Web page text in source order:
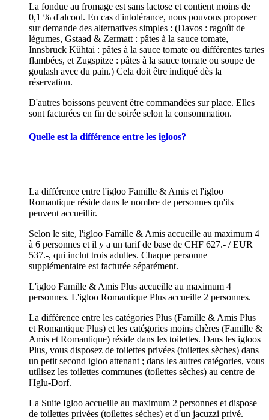
La fondue au fromage est sans lactose et contient moins de
0,1 % d'alcool. En cas d'intolérance, nous pouvons proposer
sur demande des alternatives simples : (Davos : ragoût de
légumes, Gstaad & Zermatt : pâtes à la sauce tomate,
Innsbruck Kühtai : pâtes à la sauce tomate ou différentes tartes
flambées, et Zugspitze : pâtes à la sauce tomate ou soupe de
goulash avec du pain.) Cela doit être indiqué dès la
réservation.
D'autres boissons peuvent être commandées sur place. Elles
sont facturées en fin de soirée selon la consommation.
Quelle est la différence entre les igloos?
La différence entre l'igloo Famille & Amis et l'igloo
Romantique réside dans le nombre de personnes qu'ils
peuvent accueillir.
Selon le site, l'igloo Famille & Amis accueille au maximum 4
à 6 personnes et il y a un tarif de base de CHF 627.- / EUR
537.-, qui inclut trois adultes. Chaque personne
supplémentaire est facturée séparément.
L'igloo Famille & Amis Plus accueille au maximum 4
personnes. L'igloo Romantique Plus accueille 2 personnes.
La différence entre les catégories Plus (Famille & Amis Plus
et Romantique Plus) et les catégories moins chères (Famille &
Amis et Romantique) réside dans les toilettes. Dans les igloos
Plus, vous disposez de toilettes privées (toilettes sèches) dans
un petit second igloo attenant ; dans les autres catégories, vous
utilisez les toilettes communes (toilettes sèches) au centre de
l'Iglu-Dorf.
La Suite Igloo accueille au maximum 2 personnes et dispose
de toilettes privées (toilettes sèches) et d'un jacuzzi privé.